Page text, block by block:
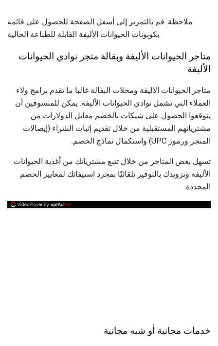
ملاحظة: قم بالتمرير إلى أسفل الصفحة للحصول على قائمة
بكوبونات الحيوانات الأليفة القابلة للطباعة الحالية.
متاجر الحيوانات الأليفة وبقالة متجر نوادي الحيوانات
الأليفة
متاجر الحيوانات الاليفة ومحلات البقالة غالبا ما تقدم برامج ولاء
العملاء التي تشمل نوادي الحيوانات الأليفة. يمكن للمتسوقين أن
يتوقعوا الحصول على شيكات بالخصم مقابل الدولارات من
مشترياتهم المستقبلية من خلال تقديم إثبات الشراء (إيصالات
المتجر ورموز UPC) واستكمال نماذج الخصم.
تسهل بعض المتاجر من خلال تتبع مشترياتك من أغذية الحيوانات
الأليفة وتزويدك بالتوفير تلقائيًا بمجرد استيفائك لمعايير الخصم
المحددة.
خدمات مجانية أو شبه مجانية